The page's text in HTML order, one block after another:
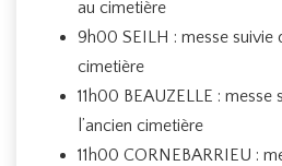
au cimetière
9h00 SEILH : messe suivie
cimetière
11h00 BEAUZELLE : messe
l’ancien cimetière
11h00 CORNEBARRIEU :